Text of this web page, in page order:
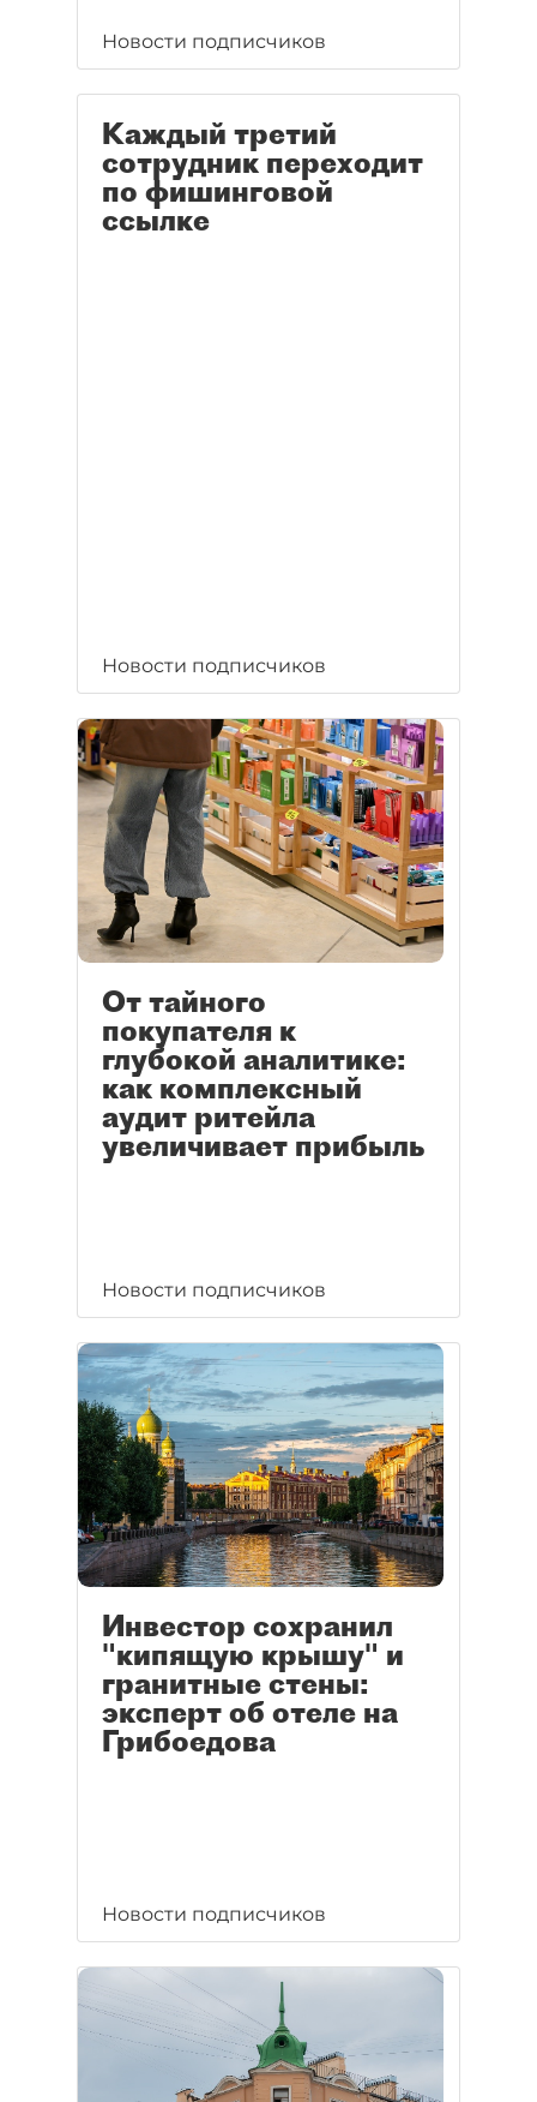
Новости подписчиков
Каждый третий
сотрудник переходит
по фишинговой
ссылке
Новости подписчиков
От тайного
покупателя к
глубокой аналитике:
как комплексный
аудит ритейла
увеличивает прибыль
Новости подписчиков
Инвестор сохранил
"кипящую крышу" и
гранитные стены:
эксперт об отеле на
Грибоедова
Новости подписчиков